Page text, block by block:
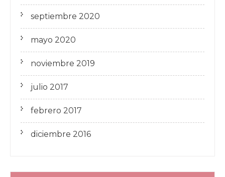
septiembre 2020
mayo 2020
noviembre 2019
julio 2017
febrero 2017
diciembre 2016